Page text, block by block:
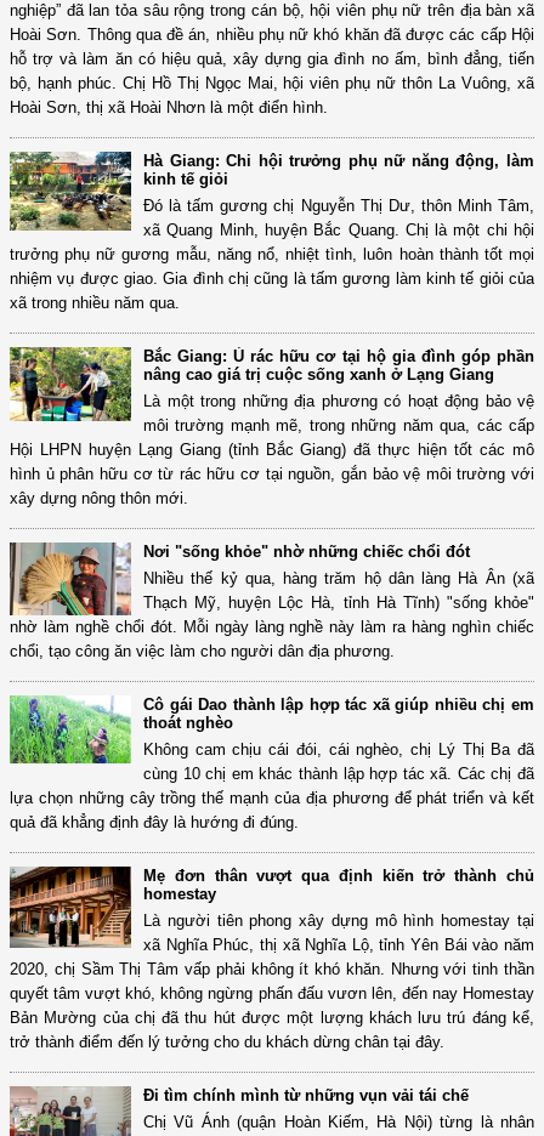
nghiệp” đã lan tỏa sâu rộng trong cán bộ, hội viên phụ nữ trên địa bàn xã
Hoài Sơn. Thông qua đề án, nhiều phụ nữ khó khăn đã được các cấp Hội
hỗ trợ và làm ăn có hiệu quả, xây dựng gia đình no ấm, bình đẳng, tiến
bộ, hạnh phúc. Chị Hồ Thị Ngọc Mai, hội viên phụ nữ thôn La Vuông, xã
Hoài Sơn, thị xã Hoài Nhơn là một điển hình.
Hà Giang: Chi hội trưởng phụ nữ năng động, làm
kinh tế giỏi
Đó là tấm gương chị Nguyễn Thị Dư, thôn Minh Tâm,
xã Quang Minh, huyện Bắc Quang. Chị là một chi hội
trưởng phụ nữ gương mẫu, năng nổ, nhiệt tình, luôn hoàn thành tốt mọi
nhiệm vụ được giao. Gia đình chị cũng là tấm gương làm kinh tế giỏi của
xã trong nhiều năm qua.
Bắc Giang: Ủ rác hữu cơ tại hộ gia đình góp phần
nâng cao giá trị cuộc sống xanh ở Lạng Giang
Là một trong những địa phương có hoạt động bảo vệ
môi trường mạnh mẽ, trong những năm qua, các cấp
Hội LHPN huyện Lạng Giang (tỉnh Bắc Giang) đã thực hiện tốt các mô
hình ủ phân hữu cơ từ rác hữu cơ tại nguồn, gắn bảo vệ môi trường với
xây dựng nông thôn mới.
Nơi "sống khỏe" nhờ những chiếc chổi đót
Nhiều thế kỷ qua, hàng trăm hộ dân làng Hà Ân (xã
Thạch Mỹ, huyện Lộc Hà, tỉnh Hà Tĩnh) "sống khỏe"
nhờ làm nghề chổi đót. Mỗi ngày làng nghề này làm ra hàng nghìn chiếc
chổi, tạo công ăn việc làm cho người dân địa phương.
Cô gái Dao thành lập hợp tác xã giúp nhiều chị em
thoát nghèo
Không cam chịu cái đói, cái nghèo, chị Lý Thị Ba đã
cùng 10 chị em khác thành lập hợp tác xã. Các chị đã
lựa chọn những cây trồng thế mạnh của địa phương để phát triển và kết
quả đã khẳng định đây là hướng đi đúng.
Mẹ đơn thân vượt qua định kiến trở thành chủ
homestay
Là người tiên phong xây dựng mô hình homestay tại
xã Nghĩa Phúc, thị xã Nghĩa Lộ, tỉnh Yên Bái vào năm
2020, chị Sầm Thị Tâm vấp phải không ít khó khăn. Nhưng với tinh thần
quyết tâm vượt khó, không ngừng phấn đấu vươn lên, đến nay Homestay
Bản Mường của chị đã thu hút được một lượng khách lưu trú đáng kể,
trở thành điểm đến lý tưởng cho du khách dừng chân tại đây.
Đi tìm chính mình từ những vụn vải tái chế
Chị Vũ Ánh (quận Hoàn Kiếm, Hà Nội) từng là nhân